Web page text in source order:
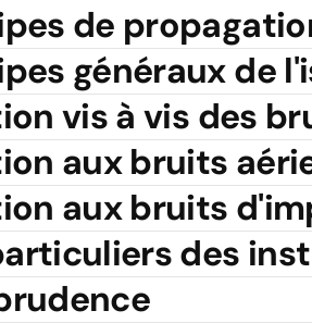
de
généraux de
vis à vis des
aux bruits
aux bruits
des